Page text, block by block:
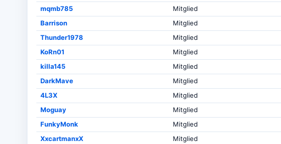
mqmb785
Mitglied
Barrison
Mitglied
Thunder1978
Mitglied
KoRn01
Mitglied
killa145
Mitglied
DarkMave
Mitglied
4L3X
Mitglied
Moguay
Mitglied
FunkyMonk
Mitglied
XxcartmanxX
Mitglied